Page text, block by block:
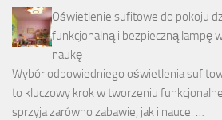
Oświetlenie sufitowe do pokoju
funkcjonalną i bezpieczną lampę
naukę
Wybór odpowiedniego oświetlenia
to kluczowy krok w tworzeniu
sprzyja zarówno zabawie, jak i nauce. …